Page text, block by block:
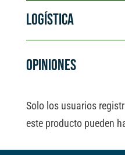
LOGÍSTICA
OPINIONES
Solo los usuarios
este producto pueden